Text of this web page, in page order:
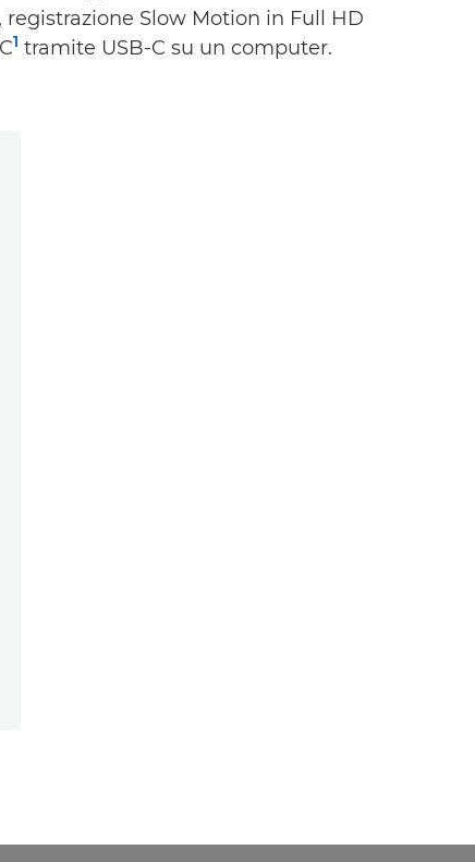
Slow Motion in Full HD
1 tramite USB-C su un computer.